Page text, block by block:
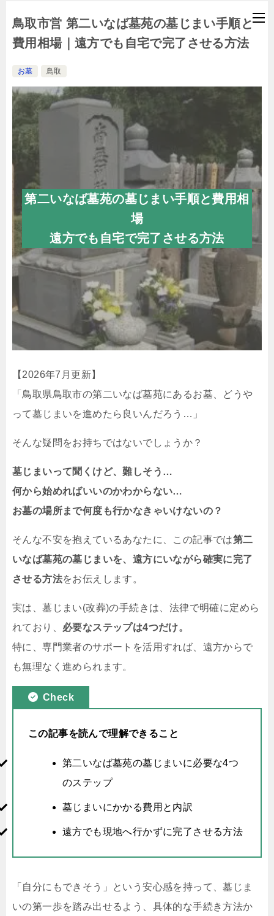
鳥取市営 第二いなば墓苑の墓じまい手順と
費用相場｜遠方でも自宅で完了させる方法
お墓 鳥取
第二いなば墓苑の墓じまい手順と費用相
場
遠方でも自宅で完了させる方法
【2026年7月更新】
「鳥取県鳥取市の第二いなば墓苑にあるお墓、どうや
って墓じまいを進めたら良いんだろう…」
そんな疑問をお持ちではないでしょうか？
墓じまいって聞くけど、難しそう…
何から始めればいいのかわからない…
お墓の場所まで何度も行かなきゃいけないの？
そんな不安を抱えているあなたに、この記事では第二
いなば墓苑の墓じまいを、遠方にいながら確実に完了
させる方法をお伝えします。
実は、墓じまい(改葬)の手続きは、法律で明確に定めら
れており、 必要なステップは4つだけ。
特に、専門業者のサポートを活用すれば、遠方からで
も無理なく進められます。
Check
この記事を読んで理解できること
第二いなば墓苑の墓じまいに必要な4つ
のステップ
墓じまいにかかる費用と内訳
遠方でも現地へ行かずに完了させる方法
「自分にもできそう」という安心感を持って、墓じま
いの第一歩を踏み出せるよう、具体的な手続き方法か